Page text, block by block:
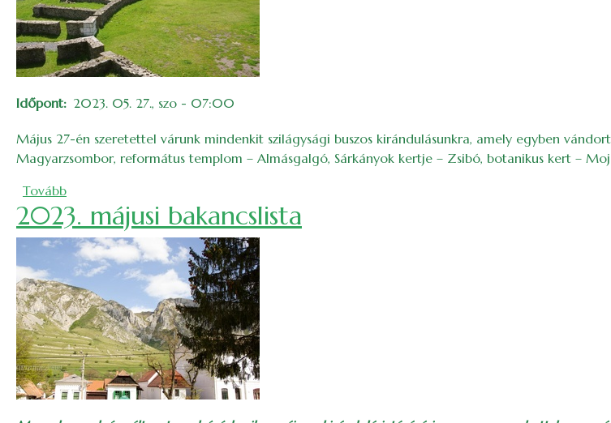
Időpont 2023. 05. 27., szo - 07:00
Május 27-én szeretettel várunk mindenkit szilágysági buszos kirándulásunkra, amely egyben
Magyarzsombor, református templom – Almásgalgó, Sárkányok kertje – Zsibó, botanikus kert –
Tovább(Szilágysági kirándulás – vándortábori előzetes)
2023. májusi bakancslista